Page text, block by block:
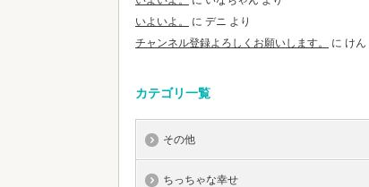
いよいよ。
に デニ より
チャンネル登録よろしくお願いします。
に けん
カテゴリ一覧
その他
ちっちゃな幸せ